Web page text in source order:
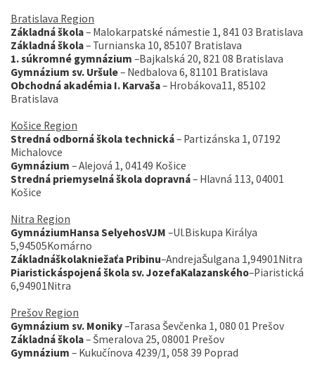
Bratislava Region
Základná škola– Malokarpatské námestie 1, 841 03 Bratislava
Základná škola– Turnianska 10, 85107 Bratislava
1. súkromné gymnázium –Bajkalská 20, 821 08 Bratislava
Gymnázium sv. Uršule– Nedbalova 6, 81101 Bratislava
Obchodná akadémia I. Karvaša– Hrobákova11, 85102
Bratislava
Košice Region
Stredná odborná škola technická– Partizánska 1, 07192
Michalovce
Gymnázium – Alejová 1, 04149 Košice
Stredná priemyselná škola dopravná– Hlavná 113, 04001
Košice
Nitra Region
GymnáziumHansa SelyehosVJM –Ul.Biskupa Királya
5,94505Komárno
Základnáškolakniežaťa Pribinu–AndrejaŠulgana 1,94901Nitra
Piaristickáspojená škola sv. JozefaKalazanského–Piaristická
6,94901Nitra
Prešov Region
Gymnázium sv. Moniky–Tarasa Ševčenka 1, 080 01 Prešov
Základná škola– Šmeralova 25, 08001 Prešov
Gymnázium – Kukučínova 4239/1, 058 39 Poprad